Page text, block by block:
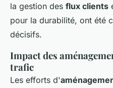
la gestion des flux clients
pour la durabilité, ont été
décisifs.
Impact des
trafic
Les efforts d'